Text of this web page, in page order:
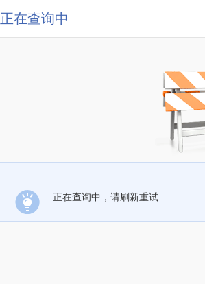
正在查询中
正在查询中，请刷新重试